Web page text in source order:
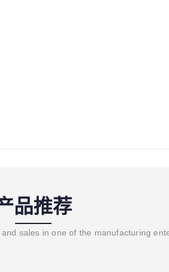
品推荐
sales in one of the manufacturing